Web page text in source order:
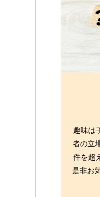
趣味は
者の立
件を超
是非お